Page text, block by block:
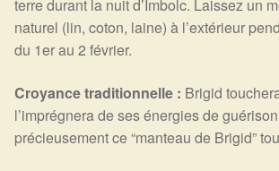
terre durant la nuit d’Imbolc. Laissez un
naturel (lin, coton, laine) à l’extérieur
du 1er au 2 février.
Croyance traditionnelle : Brigid
l’imprégnera de ses énergies de
précieusement ce “manteau de Brigid”